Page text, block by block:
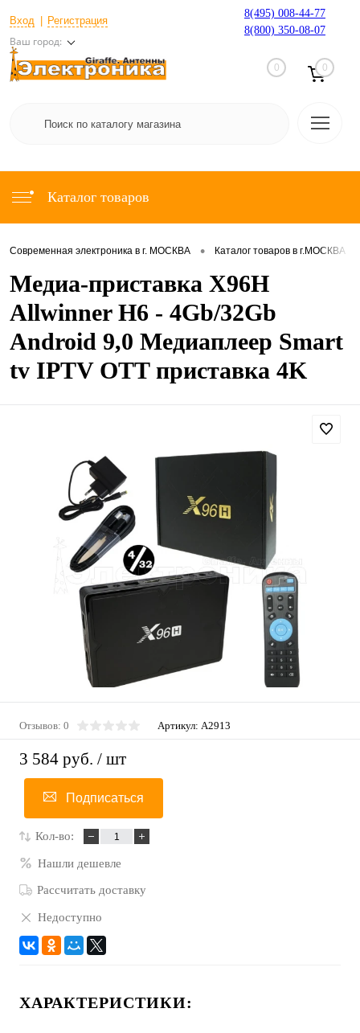
Вход Регистрация
Ваш город:
8(495) 008-44-77
8(800) 350-08-07
0 0
Каталог товаров
Современная электроника в г. МОСКВА • Каталог товаров в г.МОСКВА
Медиа-приставка X96H
Allwinner H6 - 4Gb/32Gb
Android 9,0 Медиаплеер Smart
tv IPTV OTT приставка 4K
Отзывов: 0 Артикул: A2913
3 584 руб. / шт
Подписаться
Кол-во:
Нашли дешевле
Рассчитать доставку
Недоступно
ХАРАКТЕРИСТИКИ: